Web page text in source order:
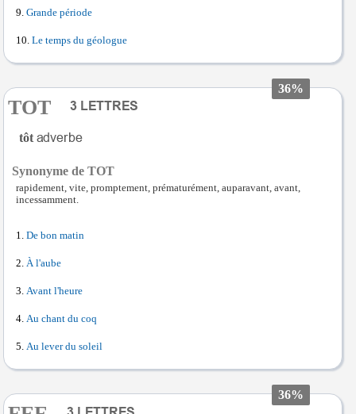
Grande période
Le temps du géologue
36%
TOT
tôt
Synonyme de TOT
rapidement, vite, promptement, prématurément, auparavant, avant,
incessamment.
De bon matin
À l'aube
Avant l'heure
Au chant du coq
Au lever du soleil
36%